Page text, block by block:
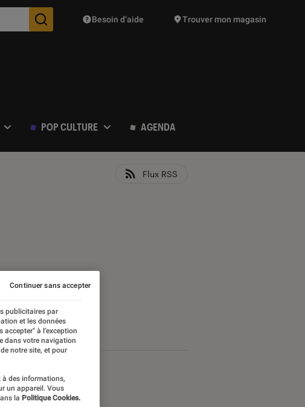
Des suggestions de produits vont vous être proposées
Besoin d’aide Trouver mon magasin
POP CULTURE AGENDA
Flux RSS
publicitaires par
et les données
à l’exception
dans votre navigation
notre site, et pour
des informations,
un appareil. Vous
la Politique Cookies.
Continuer sans accepter